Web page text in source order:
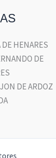
DE HENARES
DE
DE ARDOZ